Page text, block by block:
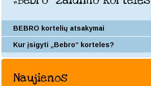
BEBRO kortelių atsakymai
Kur įsigyti „Bebro“ korteles?
Naujienos